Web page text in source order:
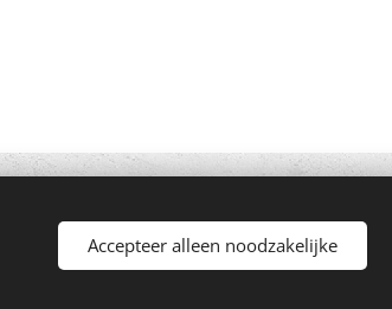
Mogelijk gemaakt door
Accepteer alleen noodzakelijke